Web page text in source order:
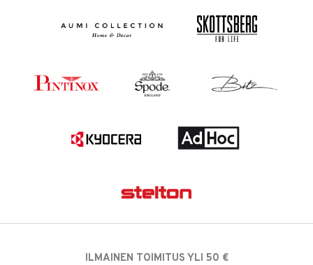
ILMAINEN TOIMITUS YLI 50 €